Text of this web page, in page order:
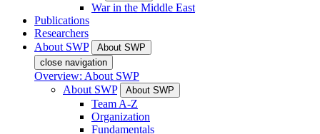
War in the Middle East
Publications
Researchers
About SWP
About SWP
close navigation
Overview: About SWP
About SWP
About SWP
Team A-Z
Organization
Fundamentals